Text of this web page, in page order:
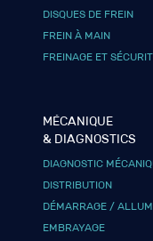
DISQUES DE FREIN
FREIN À MAIN
FREINAGE ET
MÉCANIQUE
& DIAGNOSTICS
DIAGNOSTIC
DISTRIBUTION
DÉMARRAGE /
EMBRAYAGE